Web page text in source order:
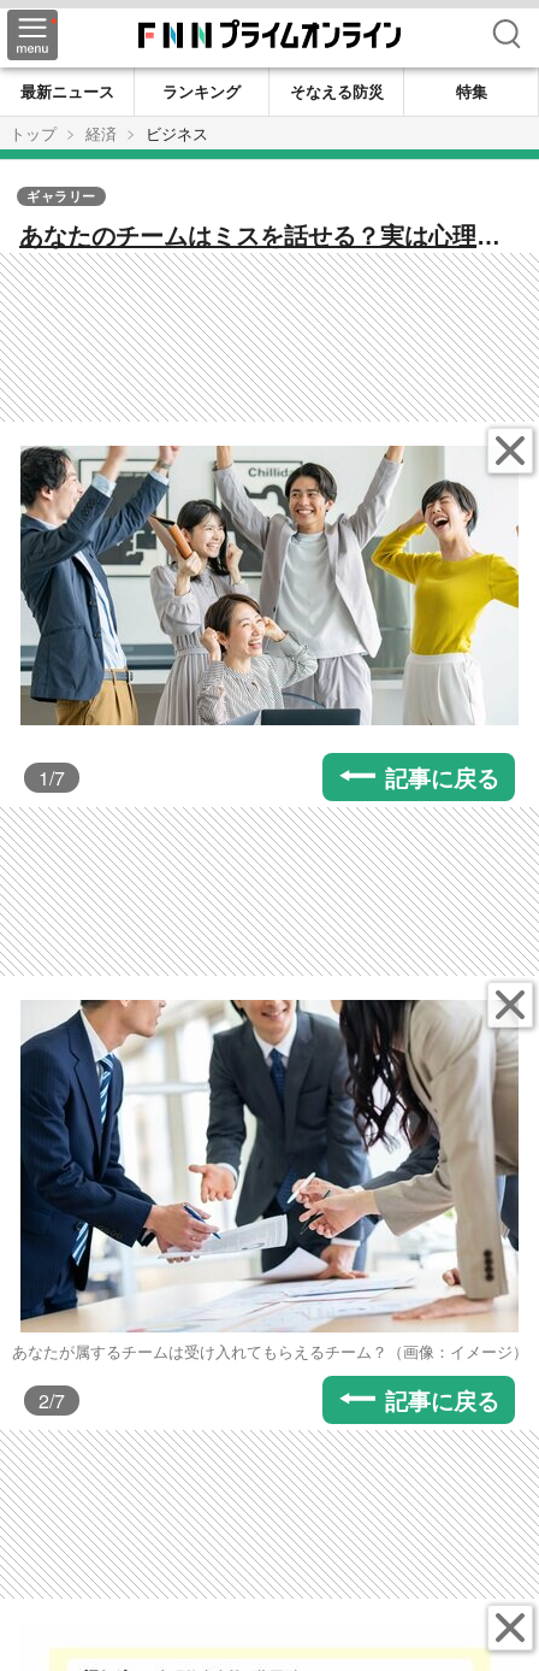
検索
最新ニュース ランキング そなえる防災
特集
トップ
経済 ビジネス
あなたのチームはミスを話せる？実は心理的
安全性が高いチームほど「ミスが多い」が、
高い成果を上げられる当たり前の理由
ギャラリー
1/7 記事に戻る
あなたが属するチームは受け入れてもらえるチーム？（画像：イメージ）
2/7 記事に戻る